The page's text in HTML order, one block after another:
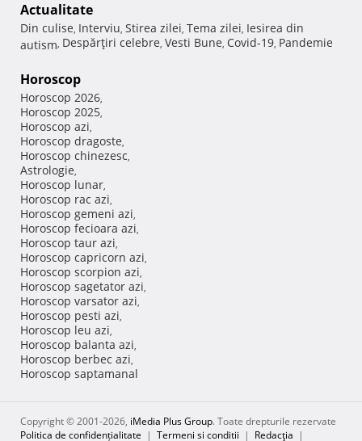
Actualitate
Din culise, Interviu, Stirea zilei, Tema zilei, Iesirea din
autism, Despărţiri celebre, Vesti Bune, Covid-19, Pandemie
Horoscop
Horoscop 2026,
Horoscop 2025,
Horoscop azi,
Horoscop dragoste,
Horoscop chinezesc,
Astrologie,
Horoscop lunar,
Horoscop rac azi,
Horoscop gemeni azi,
Horoscop fecioara azi,
Horoscop taur azi,
Horoscop capricorn azi,
Horoscop scorpion azi,
Horoscop sagetator azi,
Horoscop varsator azi,
Horoscop pesti azi,
Horoscop leu azi,
Horoscop balanta azi,
Horoscop berbec azi,
Horoscop saptamanal
Copyright © 2001-2026, iMedia Plus Group. Toate drepturile rezervate
Politica de confidențialitate | Termeni si conditii | Redacţia |